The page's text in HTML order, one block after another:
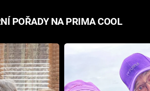
POŘADY NA PRIMA COOL